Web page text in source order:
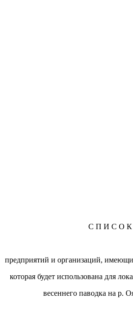
С П И С О К
предприятий и организаций,
которая будет использована для
весеннего паводка на р.